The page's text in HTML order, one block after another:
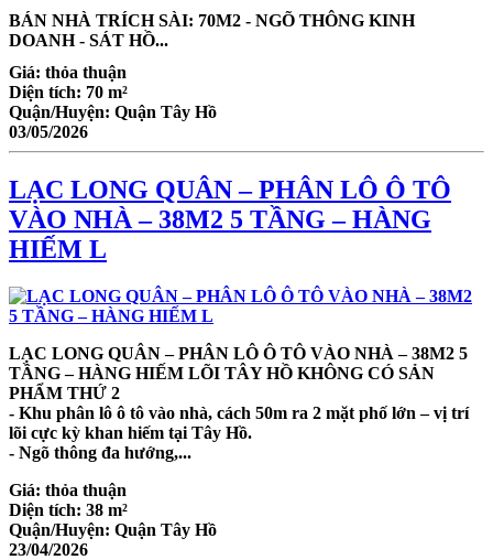
BÁN NHÀ TRÍCH SÀI: 70M2 - NGÕ THÔNG KINH
DOANH - SÁT HỒ...
Giá: thỏa thuận
Diện tích: 70 m²
Quận/Huyện: Quận Tây Hồ
03/05/2026
LẠC LONG QUÂN – PHÂN LÔ Ô TÔ
VÀO NHÀ – 38M2 5 TẦNG – HÀNG
HIẾM L
LẠC LONG QUÂN – PHÂN LÔ Ô TÔ VÀO NHÀ – 38M2 5
TẦNG – HÀNG HIẾM LÕI TÂY HỒ KHÔNG CÓ SẢN
PHẨM THỨ 2
- Khu phân lô ô tô vào nhà, cách 50m ra 2 mặt phố lớn – vị trí
lõi cực kỳ khan hiếm tại Tây Hồ.
- Ngõ thông đa hướng,...
Giá: thỏa thuận
Diện tích: 38 m²
Quận/Huyện: Quận Tây Hồ
23/04/2026